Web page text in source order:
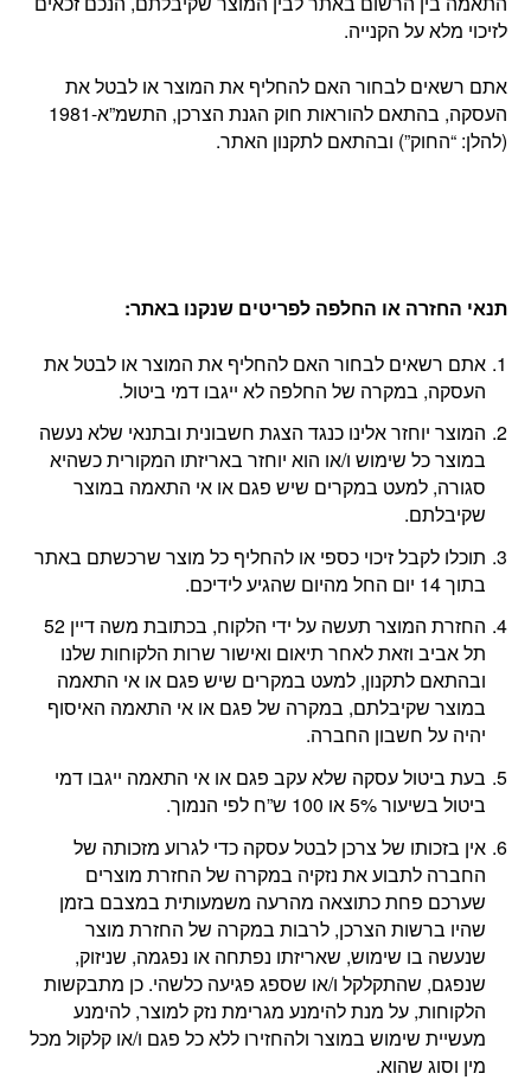
לזיכוי מלא על הקנייה.
אתם רשאים לבחור האם להחליף את המוצר או לבטל את
העסקה, בהתאם להוראות חוק הגנת הצרכן, התשמ”א-1981
(להלן: “החוק”) ובהתאם לתקנון האתר.
תנאי החזרה או החלפה לפריטים שנקנו באתר:
אתם רשאים לבחור האם להחליף את המוצר או לבטל את
העסקה, במקרה של החלפה לא ייגבו דמי ביטול.
המוצר יוחזר אלינו כנגד הצגת חשבונית ובתנאי שלא נעשה
במוצר כל שימוש ו/או הוא יוחזר באריזתו המקורית כשהיא
סגורה, למעט במקרים שיש פגם או אי התאמה במוצר
שקיבלתם.
תוכלו לקבל זיכוי כספי או להחליף כל מוצר שרכשתם באתר
בתוך 14 יום החל מהיום שהגיע לידיכם.
החזרת המוצר תעשה על ידי הלקוח, בכתובת משה דיין 52
תל אביב וזאת לאחר תיאום ואישור שרות הלקוחות שלנו
ובהתאם לתקנון, למעט במקרים שיש פגם או אי התאמה
במוצר שקיבלתם, במקרה של פגם או אי התאמה האיסוף
יהיה על חשבון החברה.
בעת ביטול עסקה שלא עקב פגם או אי התאמה ייגבו דמי
ביטול בשיעור 5% או 100 ש”ח לפי הנמוך.
אין בזכותו של צרכן לבטל עסקה כדי לגרוע מזכותה של
החברה לתבוע את נזקיה במקרה של החזרת מוצרים
שערכם פחת כתוצאה מהרעה משמעותית במצבם בזמן
שהיו ברשות הצרכן, לרבות במקרה של החזרת מוצר
שנעשה בו שימוש, שאריזתו נפתחה או נפגמה, שניזוק,
שנפגם, שהתקלקל ו/או שספג פגיעה כלשהי. כן מתבקשות
הלקוחות, על מנת להימנע מגרימת נזק למוצר, להימנע
מעשיית שימוש במוצר ולהחזירו ללא כל פגם ו/או קלקול מכל
מין וסוג שהוא.